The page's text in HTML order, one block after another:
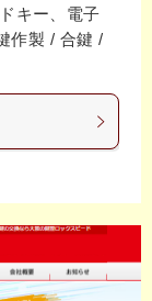
キー、電子
作製 / 合鍵 /